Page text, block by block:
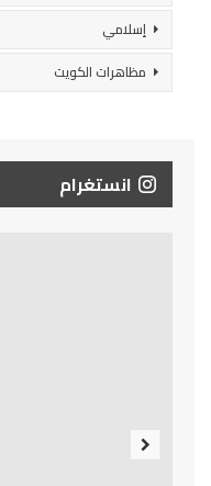
إسلامي
مظاهرات الكويت
انستغرام